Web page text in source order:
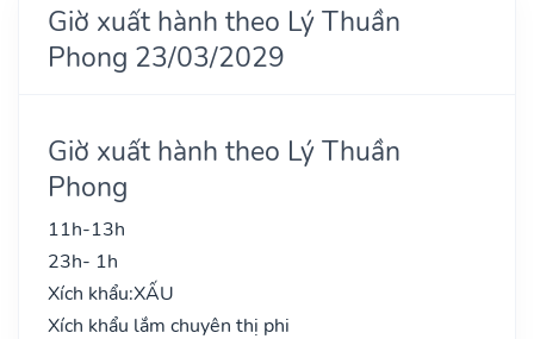
Giờ xuất hành theo Lý Thuần
Phong 23/03/2029
Giờ xuất hành theo Lý Thuần
Phong
11h-13h
23h- 1h
Xích khẩu:XẤU
Xích khẩu lắm chuyên thị phi